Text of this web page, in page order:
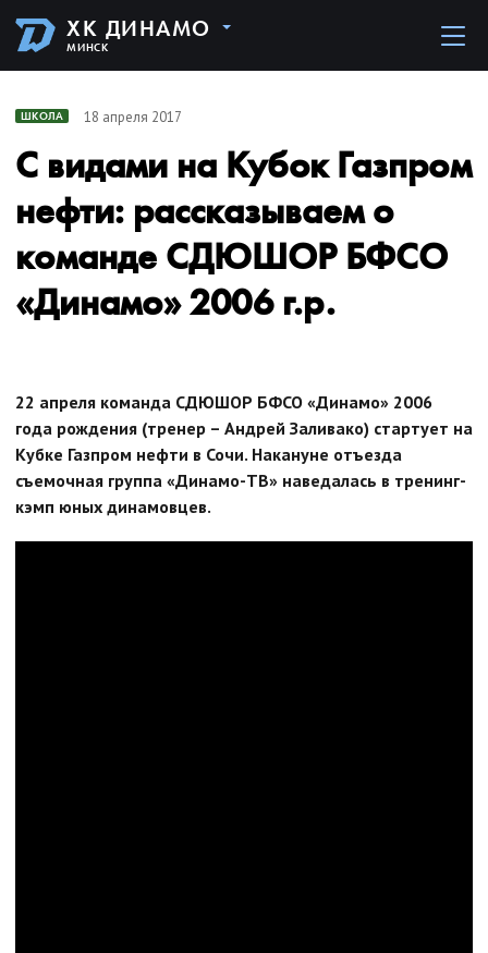
ХК ДИНАМО
МИНСК
ШКОЛА 18 апреля 2017
С видами на Кубок Газпром
нефти: рассказываем о
команде СДЮШОР БФСО
«Динамо» 2006 г.р.
22 апреля команда СДЮШОР БФСО «Динамо» 2006
года рождения (тренер – Андрей Заливако) стартует на
Кубке Газпром нефти в Сочи. Накануне отъезда
съемочная группа «Динамо-ТВ» наведалась в тренинг-
кэмп юных динамовцев.